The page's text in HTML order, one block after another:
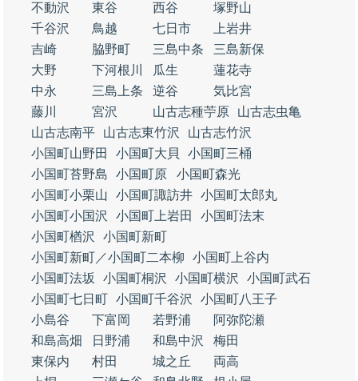
不動沢
東谷 西谷
塚野山
千谷沢
鳥越 七日市
上岩井
吉崎
脇野町 三島中条
三島新保
大野
下河根川 瓜生
蓮花寺
中永
三島上条 逆谷
気比宮
藤川
宮沢 山古志種苧原
山古志虫亀
山古志南平
山古志東竹沢
山古志竹沢
小国町山野田
小国町大貝
小国町三桶
小国町苔野島
小国町原
小国町森光
小国町小栗山
小国町諏訪井 小国町太郎丸
小国町小国沢
小国町上岩田
小国町法末
小国町楢沢
小国町新町
小国町新町／小国町二本柳
小国町上谷内
小国町法坂
小国町桐沢 小国町横沢
小国町武石
小国町七日町 小国町千谷沢
小国町八王子
小島谷
下富岡 若野浦
阿弥陀瀬
和島高畑
日野浦 和島中沢
梅田
東保内
村田 城之丘
両高